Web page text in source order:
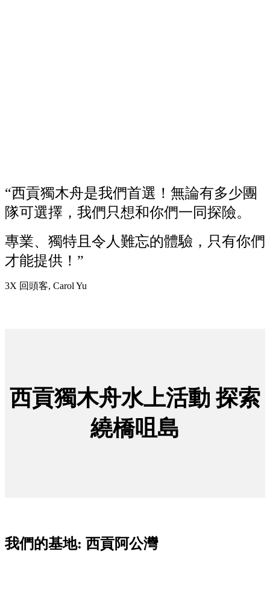
“西貢獨木舟是我們首選！無論有多少團
隊可選擇，我們只想和你們一同探險。
專業、獨特且令人難忘的體驗，只有你們
才能提供！”
3X 回頭客, Carol Yu
西貢獨木舟水上活動 探索
繞橋咀島
我們的基地: 西貢阿公灣